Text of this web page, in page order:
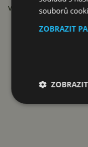
velmi přesně a
souborů
ZOBRAZIT